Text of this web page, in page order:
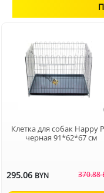
Клетка для собак Happy
черная 91*62*67 cм
295.06 BYN 370.88